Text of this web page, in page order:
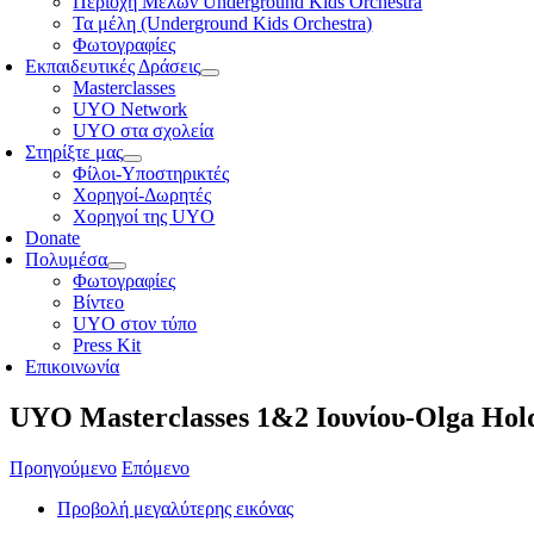
Τα μέλη (Underground Kids Orchestra)
Φωτογραφίες
Εκπαιδευτικές Δράσεις
Masterclasses
UYO Network
UYO στα σχολεία
Στηρίξτε μας
Φίλοι-Υποστηρικτές
Χορηγοί-Δωρητές
Χορηγοί της UYO
Donate
Πολυμέσα
Φωτογραφίες
Βίντεο
UYO στον τύπο
Press Kit
Επικοινωνία
UYO Masterclasses 1&2 Ιουνίου-Olga
Προηγούμενο Επόμενο
Προβολή μεγαλύτερης εικόνας